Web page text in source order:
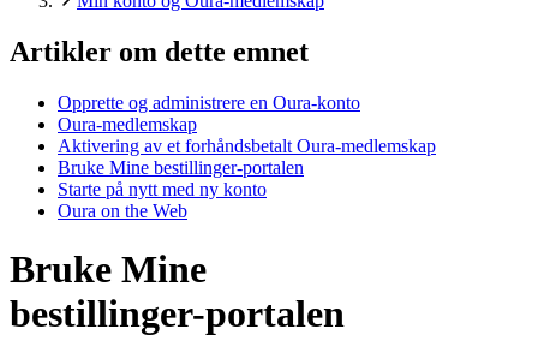
Artikler om dette emnet
Opprette og administrere en Oura-konto
Oura-medlemskap
Aktivering av et forhåndsbetalt Oura-medlemskap
Bruke Mine bestillinger-portalen
Starte på nytt med ny konto
Oura on the Web
Bruke Mine
bestillinger-portalen